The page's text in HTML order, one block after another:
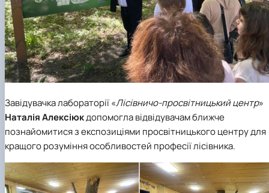
Завідувачка лабораторії «Лісівничо-просвітницький центр»
Наталія Алексіюкдопомогла відвідувачам ближче
познайомитися з експозиціями просвітницького центру для
кращого розуміння особливостей професії лісівника.